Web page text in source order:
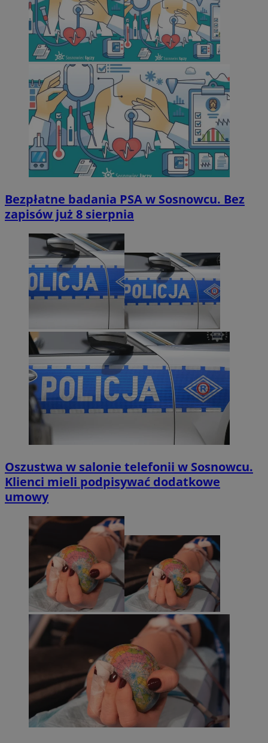
Bezpłatne badania PSA w Sosnowcu. Bez
zapisów już 8 sierpnia
Oszustwa w salonie telefonii w Sosnowcu.
Klienci mieli podpisywać dodatkowe
umowy